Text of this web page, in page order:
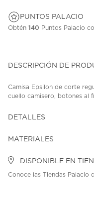
PUNTOS PALACIO
Obtén 140 Puntos Palacio
DESCRIPCIÓN DE
Camisa Epsilon de corte
cuello camisero, botones al
DETALLES
MATERIALES
DISPONIBLE EN
Conoce las Tiendas Palacio